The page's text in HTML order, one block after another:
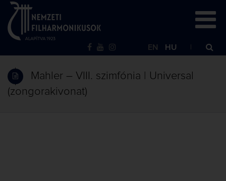
EN HU
Mahler – VIII. szimfónia | Universal
(zongorakivonat)